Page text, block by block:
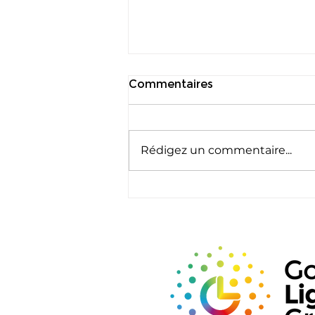
Commentaires
Rédigez un commentaire...